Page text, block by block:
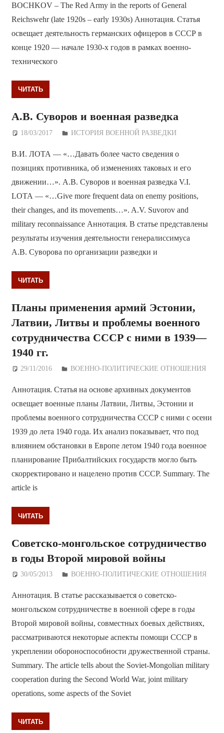
BOCHKOV – The Red Army in the reports of General
Reichswehr (late 1920s – early 1930s) Аннотация. Статья
освещает деятельность германских офицеров в СССР в
конце 1920 — начале 1930-х годов в рамках военно-
технического
ЧИТАТЬ
А.В. Суворов и военная разведка
18/03/2017 Дежурный по Редакции
ИСТОРИЯ ВОЕННОЙ РАЗВЕДКИ
В.И. ЛОТА — «…Давать более часто сведения о
позициях противника, об изменениях таковых и его
движении…». А.В. Суворов и военная разведка V.I.
LOTA — «…Give more frequent data on enemy positions,
their changes, and its movements…». A.V. Suvorov and
military reconnaissance Аннотация. В статье представлены
результаты изучения деятельности генералиссимуса
А.В. Суворова по организации разведки и
ЧИТАТЬ
Планы применения армий Эстонии,
Латвии, Литвы и проблемы военного
сотрудничества СССР с ними в 1939—
1940 гг.
29/11/2016 Дежурный по Редакции
ВОЕННО-ПОЛИТИЧЕСКИE ОТНОШЕНИЯ
Аннотация. Статья на основе архивных документов
освещает военные планы Латвии, Литвы, Эстонии и
проблемы военного сотрудничества СССР с ними с осени
1939 до лета 1940 года. Их анализ показывает, что под
влиянием обстановки в Европе летом 1940 года военное
планирование Прибалтийских государств могло быть
скорректировано и нацелено против СССР. Summary. The
article is
ЧИТАТЬ
Советско-монгольское сотрудничество
в годы Второй мировой войны
30/05/2013 Дежурный по Редакции
ВОЕННО-ПОЛИТИЧЕСКИE ОТНОШЕНИЯ
Аннотация. В статье рассказывается о советско-
монгольском сотрудничестве в военной сфере в годы
Второй мировой войны, совместных боевых действиях,
рассматриваются некоторые аспекты помощи СССР в
укреплении обороноспособности дружественной страны.
Summary. The article tells about the Soviet-Mongolian military
cooperation during the Second World War, joint military
operations, some aspects of the Soviet
ЧИТАТЬ